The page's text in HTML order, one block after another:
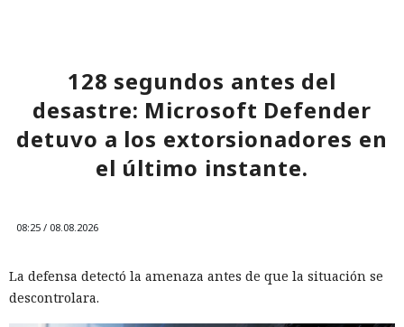
128 segundos antes del
desastre: Microsoft Defender
detuvo a los extorsionadores en
el último instante.
08:25 / 08.08.2026
La defensa detectó la amenaza antes de que la situación se
descontrolara.